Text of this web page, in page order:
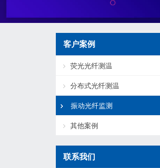
客户案例
荧光光纤测温
分布式光纤测温
振动光纤监测
其他案例
联系我们